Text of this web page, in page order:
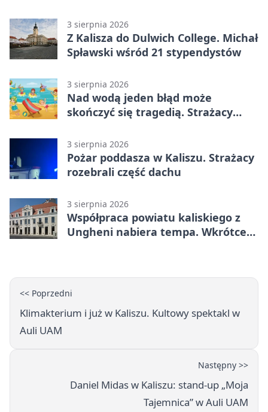
3 sierpnia 2026
Z Kalisza do Dulwich College. Michał
Spławski wśród 21 stypendystów
3 sierpnia 2026
Nad wodą jeden błąd może
skończyć się tragedią. Strażacy
3 sierpnia 2026
Pożar poddasza w Kaliszu. Strażacy
rozebrali część dachu
3 sierpnia 2026
Współpraca powiatu kaliskiego z
Ungheni nabiera tempa. Wkrótce
<< Poprzedni
Klimakterium i już w Kaliszu. Kultowy spektakl w
Auli UAM
Następny >>
Daniel Midas w Kaliszu: stand-up „Moja
Tajemnica” w Auli UAM